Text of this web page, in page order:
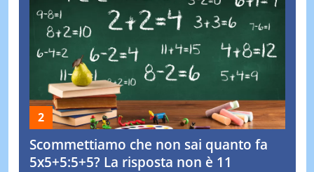
Scommettiamo che non sai quanto fa
5x5+5:5+5? La risposta non è 11